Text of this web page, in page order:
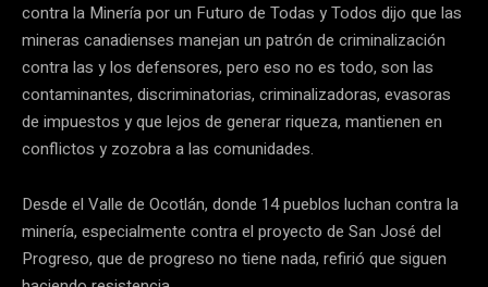
contra la Minería por un Futuro de Todas y Todos dijo que las
mineras canadienses manejan un patrón de criminalización
contra las y los defensores, pero eso no es todo, son las
contaminantes, discriminatorias, criminalizadoras, evasoras
de impuestos y que lejos de generar riqueza, mantienen en
conflictos y zozobra a las comunidades.
Desde el Valle de Ocotlán, donde 14 pueblos luchan contra la
minería, especialmente contra el proyecto de San José del
Progreso, que de progreso no tiene nada, refirió que siguen